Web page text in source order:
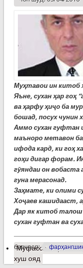
Муҳтавои ин китоб
Яъне, сухан ҳар гоҳ
ва ҳарфу ҳиҷо ба
бошад, посух чунин
Аммо сухан гуфтан
маъноро метавон ба
ифода кард, ки гоҳ
гоҳи дигар форам.
гӯяндаи он вобаста
гуна мерасонад.
Заҳмате, ки олими
Хоҷаев кашидааст,
Дар як китоб
сухан гуфтан ва
барчасп:
Муфассалтаро Ба
хуш ояд